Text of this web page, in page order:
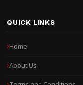
QUICK LINKS
Home
About Us